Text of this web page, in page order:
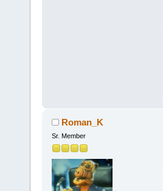
Roman_K
Sr. Member